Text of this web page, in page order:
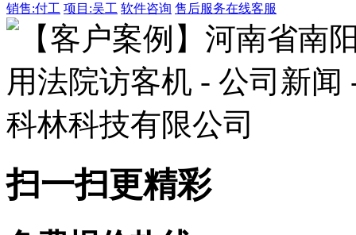
销售:付工 项目:吴工 软件咨询 售后服务在线客服
扫一扫更精彩